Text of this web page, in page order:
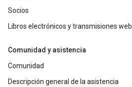
Socios
Libros electrónicos y transmisiones web
Comunidad y asistencia
Comunidad
Descripción general de la asistencia